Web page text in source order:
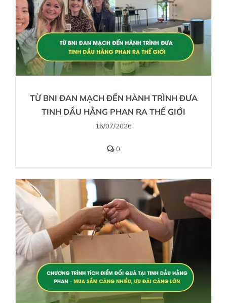
TỪ BNI ĐAN MẠCH ĐẾN HÀNH TRÌNH ĐƯA
TINH DẦU HẰNG PHAN RA THẾ GIỚI
16/07/2026
0